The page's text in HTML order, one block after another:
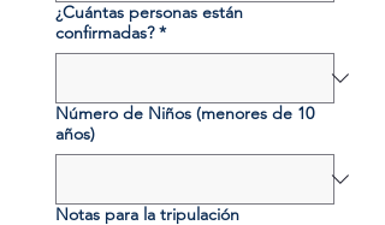
¿Cuántas personas están
confirmadas? *
Número de Niños (menores de 10
años)
Notas para la tripulación